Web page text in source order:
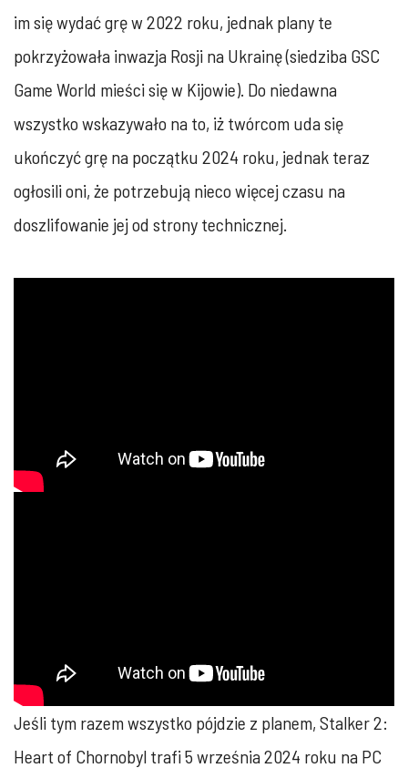
im się wydać grę w 2022 roku, jednak plany te
pokrzyżowała inwazja Rosji na Ukrainę (siedziba GSC
Game World mieści się w Kijowie). Do niedawna
wszystko wskazywało na to, iż twórcom uda się
ukończyć grę na początku 2024 roku, jednak teraz
ogłosili oni, że potrzebują nieco więcej czasu na
doszlifowanie jej od strony technicznej.
Jeśli tym razem wszystko pójdzie z planem, Stalker 2:
Heart of Chornobyl trafi 5 września 2024 roku na PC